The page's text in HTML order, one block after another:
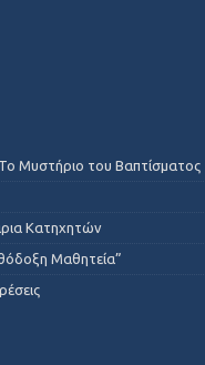
Μυστήριο του Βαπτίσματος
Κατηχητών
Μαθητεία”